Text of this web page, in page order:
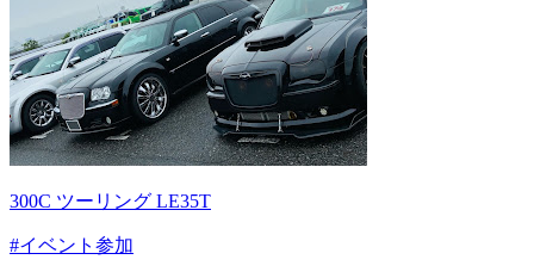
300C ツーリング LE35T
#イベント参加